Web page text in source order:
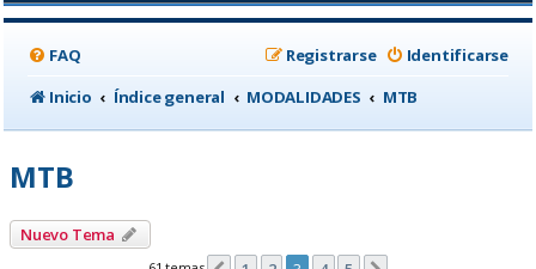
FAQ Identificarse
Registrarse
Inicio
Índice general MODALIDADES MTB
MTB
Nuevo Tema